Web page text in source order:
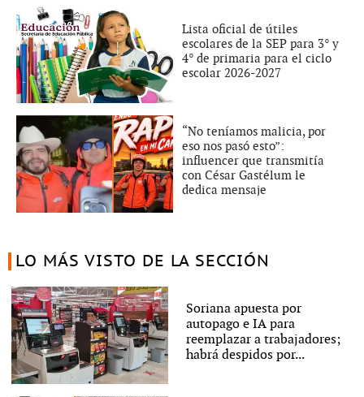
Lista oficial de útiles
escolares de la SEP para 3° y
4° de primaria para el ciclo
escolar 2026-2027
“No teníamos malicia, por
eso nos pasó esto”:
influencer que transmitía
con César Gastélum le
dedica mensaje
LO MÁS VISTO DE LA SECCIÓN
Soriana apuesta por
autopago e IA para
reemplazar a trabajadores;
habrá despidos por...